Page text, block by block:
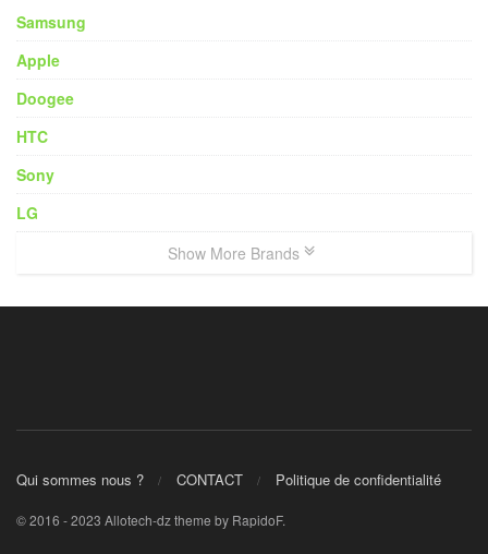
Samsung
Apple
Doogee
HTC
Sony
LG
Show More Brands
Qui sommes nous ? CONTACT Politique de confidentialité
© 2016 - 2023 Allotech-dz theme by RapidoF.